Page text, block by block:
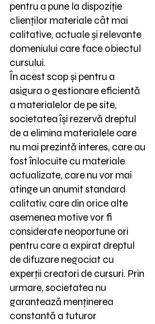
pentru a pune la dispoziție
clienților materiale cât mai
calitative, actuale și relevante
domeniului care face obiectul
cursului.
În acest scop și pentru a
asigura o gestionare eficientă
a materialelor de pe site,
societatea își rezervă dreptul
de a elimina materialele care
nu mai prezintă interes, care au
fost înlocuite cu materiale
actualizate, care nu vor mai
atinge un anumit standard
calitativ, care din orice alte
asemenea motive vor fi
considerate neoportune ori
pentru care a expirat dreptul
de difuzare negociat cu
experții creatori de cursuri. Prin
urmare, societatea nu
garantează menținerea
constantă a tuturor